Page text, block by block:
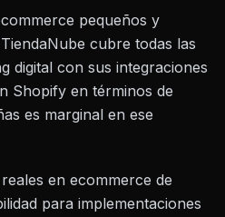
pequeños y
cubre todas las
digital con sus integraciones
Shopify en términos de
es marginal en ese
en ecommerce de
para implementaciones